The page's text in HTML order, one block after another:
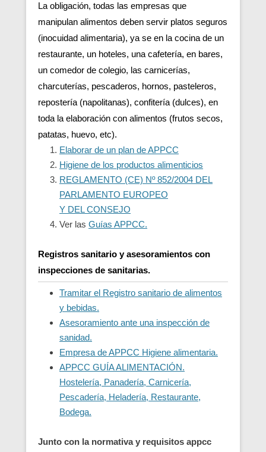
La obligación, todas las empresas que
manipulan alimentos deben servir platos seguros
(inocuidad alimentaria), ya se en la cocina de un
restaurante, un hoteles, una cafetería, en bares,
un comedor de colegio, las carnicerías,
charcuterías, pescaderos, hornos, pasteleros,
repostería (napolitanas), confitería (dulces), en
toda la elaboración con alimentos (frutos secos,
patatas, huevo, etc).
Elaborar de un plan de APPCC
Higiene de los productos alimenticios
REGLAMENTO (CE) Nº 852/2004 DEL
PARLAMENTO EUROPEO
Y DEL CONSEJO
Ver las Guías APPCC.
Registros sanitario y asesoramientos con
inspecciones de sanitarias.
Tramitar el Registro sanitario de alimentos
y bebidas.
Asesoramiento ante una inspección de
sanidad.
Empresa de APPCC Higiene alimentaria.
APPCC GUÍA ALIMENTACIÓN.
Hostelería, Panadería, Carnicería,
Pescadería, Heladería, Restaurante,
Bodega.
Junto con la normativa y requisitos appcc